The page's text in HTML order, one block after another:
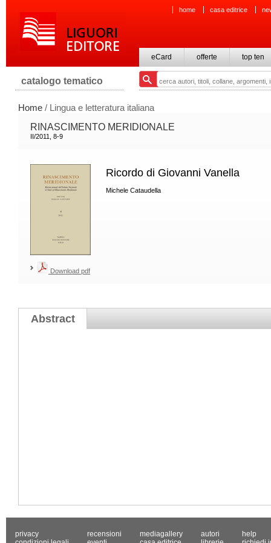
home casa editrice
eCard offerte top ten
catalogo tematico
Home / Lingua e letteratura italiana
RINASCIMENTO MERIDIONALE
II/2011, 8-9
Download pdf
Ricordo di Giovanni Vanella
Michele Cataudella
Abstract
privacy
recensioni
mediagallery
autori
help